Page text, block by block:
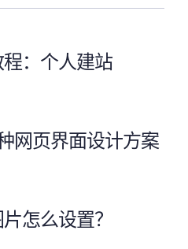
：个人建站
网页界面设计方案
怎么设置？